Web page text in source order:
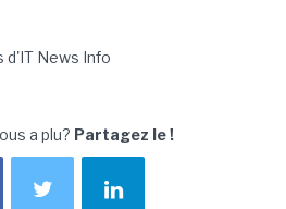
d'IT News Info
a plu? Partagez le !